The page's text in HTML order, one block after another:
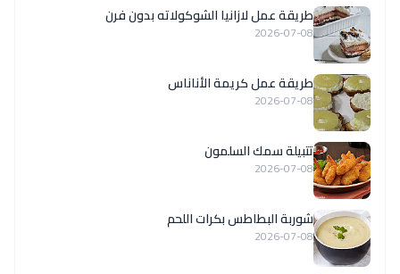
طريقة عمل لازانيا الشوكولاته بدون فرن
2026-07-08
طريقة عمل كريمة الأناناس
2026-07-08
تتبيلة سمك السلمون
2026-07-08
شوربة البطاطس بكرات اللحم
2026-07-08